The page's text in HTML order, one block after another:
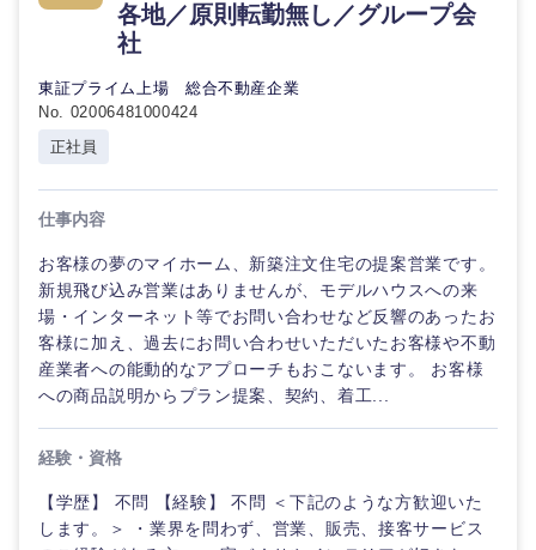
各地／原則転勤無し／グループ会
社
東証プライム上場 総合不動産企業
No. 02006481000424
正社員
仕事内容
お客様の夢のマイホーム、新築注文住宅の提案営業です。
新規飛び込み営業はありませんが、モデルハウスへの来
場・インターネット等でお問い合わせなど反響のあったお
客様に加え、過去にお問い合わせいただいたお客様や不動
産業者への能動的なアプローチもおこないます。 お客様
への商品説明からプラン提案、契約、着工...
経験・資格
【学歴】 不問 【経験】 不問 ＜下記のような方歓迎いた
します。＞ ・業界を問わず、営業、販売、接客サービス